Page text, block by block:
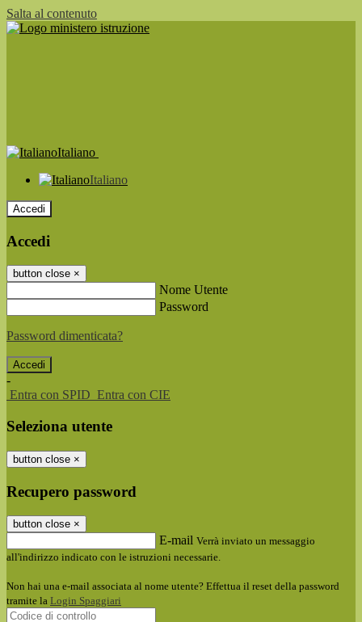
Salta al contenuto
Italiano
Italiano
Accedi
Accedi
button close ×
Nome Utente
Password
Password dimenticata?
-
Entra con SPID Entra con CIE
Seleziona utente
button close ×
Recupero password
button close ×
E-mail Verrà inviato un messaggio
all'indirizzo indicato con le istruzioni necessarie.
Non hai una e-mail associata al nome utente? Effettua il reset della password
tramite la Login Spaggiari